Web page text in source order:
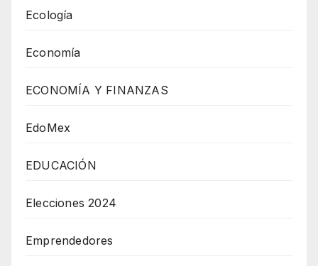
Ecología
Economía
ECONOMÍA Y FINANZAS
EdoMex
EDUCACIÓN
Elecciones 2024
Emprendedores